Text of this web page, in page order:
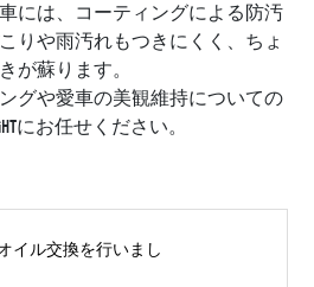
には、コーティングによる防汚
りや雨汚れもつきにくく、ちょ
が蘇ります。
グや愛車の美観維持についての
にお任せください。
イル交換を行いまし